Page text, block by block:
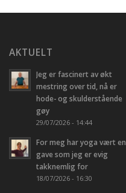
AKTUELT
Jeg er fascinert av økt
mestring over tid, nå er
hode- og skulderstående
gøy
29/07/2026 - 14:44
For meg har yoga vært en
gave som jeg er evig
takknemlig for
18/07/2026 - 16:30